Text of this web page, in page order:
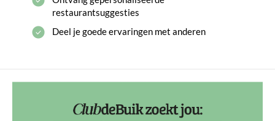
restaurantsuggesties
Deel je goede ervaringen met anderen